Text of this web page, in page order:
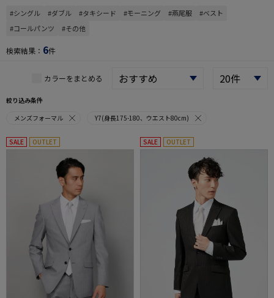
#シングル #ダブル #タキシード #モーニング #燕尾服
#ベスト
#コールパンツ
#その他
検索結果： 6件
カラーをまとめる
絞り込み条件
メンズフォーマル
Y7(身長175-180、ウエスト80cm)
SALE OUTLET SALE OUTLET